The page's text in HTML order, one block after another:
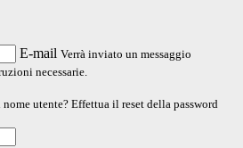
E-mail Verrà inviato un messaggio
necessarie.
utente? Effettua il reset della password